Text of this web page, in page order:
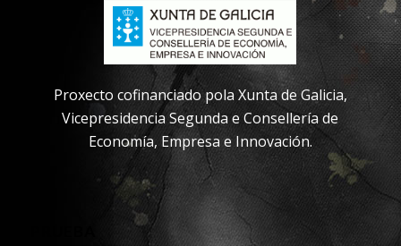
Proxecto cofinanciado pola Xunta de Galicia,
Vicepresidencia Segunda e Consellería de
Economía, Empresa e Innovación.